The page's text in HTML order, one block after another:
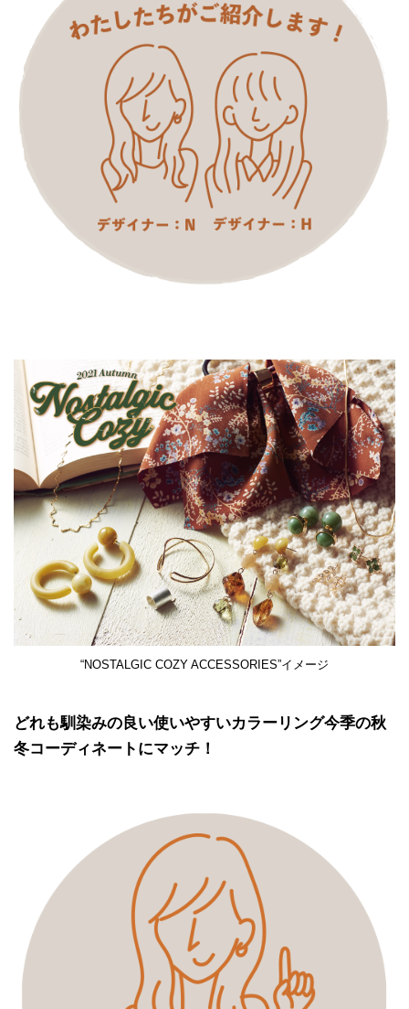
“NOSTALGIC COZY ACCESSORIES”イメージ
どれも馴染みの良い使いやすいカラーリング今季の秋
冬コーディネートにマッチ！